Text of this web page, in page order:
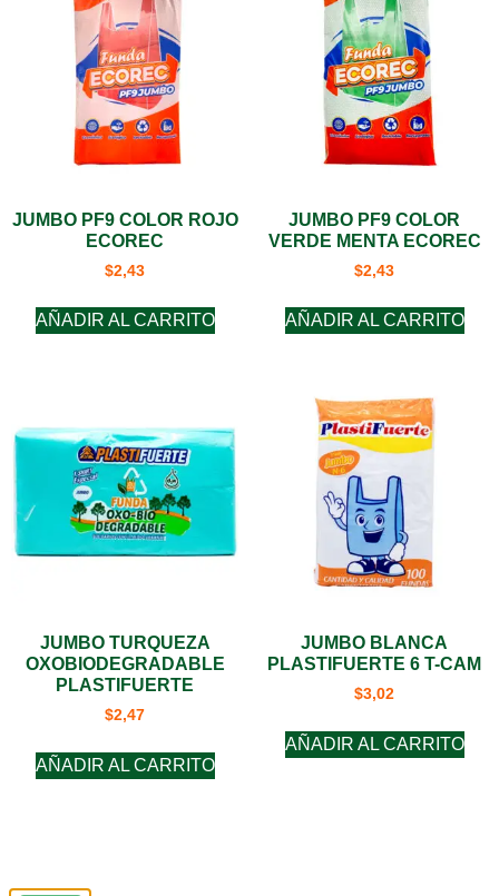
JUMBO PF9 COLOR ROJO
ECOREC
$2,43
AÑADIR AL CARRITO
JUMBO PF9 COLOR
VERDE MENTA ECOREC
$2,43
AÑADIR AL CARRITO
JUMBO TURQUEZA
OXOBIODEGRADABLE
PLASTIFUERTE
$2,47
AÑADIR AL CARRITO
JUMBO BLANCA
PLASTIFUERTE 6 T-CAM
$3,02
AÑADIR AL CARRITO